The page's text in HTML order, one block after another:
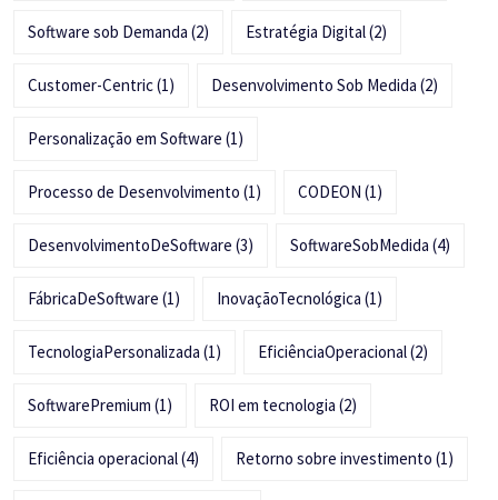
Software sob Demanda (2) Estratégia Digital(2)
Customer-Centric(1) Desenvolvimento Sob Medida (2)
Personalização em Software (1)
Processo de Desenvolvimento (1) CODEON (1)
DesenvolvimentoDeSoftware (3) SoftwareSobMedida (4)
FábricaDeSoftware (1) InovaçãoTecnológica (1)
TecnologiaPersonalizada (1) EficiênciaOperacional(2)
SoftwarePremium (1) ROI em tecnologia (2)
Eficiência operacional(4) Retorno sobre investimento (1)